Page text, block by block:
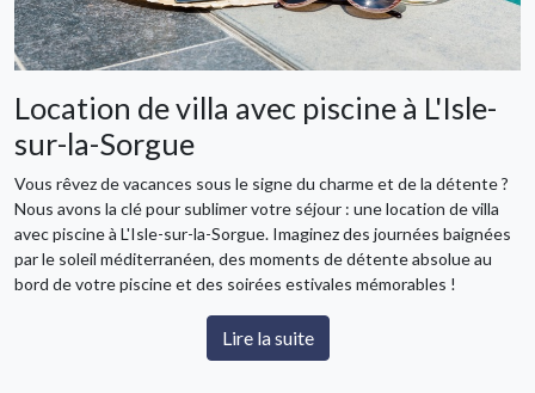
Location de villa avec piscine à L'Isle-
sur-la-Sorgue
Vous rêvez de vacances sous le signe du charme et de la détente ?
Nous avons la clé pour sublimer votre séjour : une location de villa
avec piscine à L'Isle-sur-la-Sorgue. Imaginez des journées baignées
par le soleil méditerranéen, des moments de détente absolue au
bord de votre piscine et des soirées estivales mémorables !
Lire la suite